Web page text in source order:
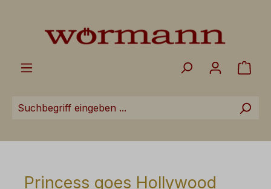
Princess goes Hollywood